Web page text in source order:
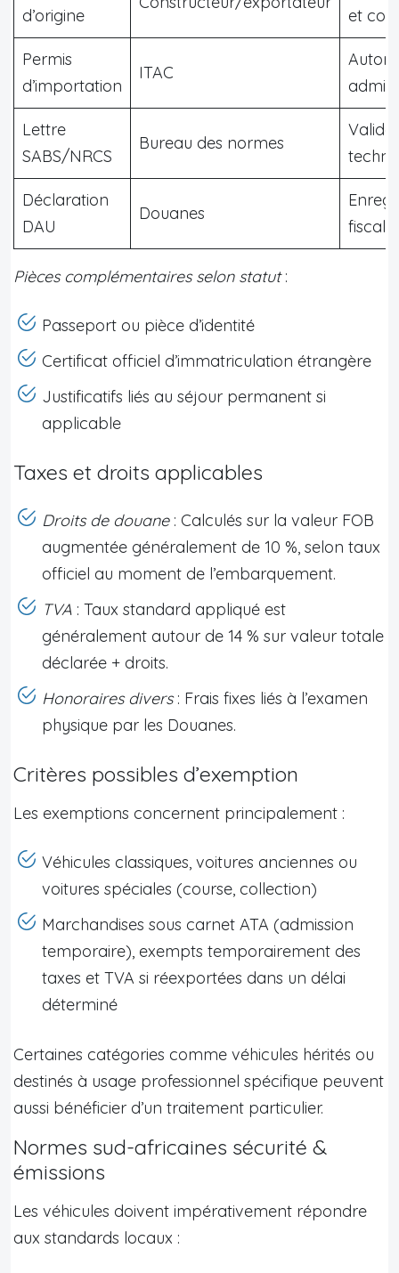
d’origine et
Permis
d’importation
ITAC
Lettre
SABS/NRCS
Bureau des normes
Déclaration
DAU
Douanes
fiscal/
Pièces complémentaires selon statut:
Passeport ou pièce d’identité
Certificat officiel d’immatriculation étrangère
Justificatifs liés au séjour permanent si
applicable
Taxes et droits applicables
Droits de douane: Calculés sur la valeur FOB
augmentée généralement de 10 %, selon taux
officiel au moment de l’embarquement.
TVA : Taux standard appliqué est
généralement autour de 14 % sur valeur totale
déclarée + droits.
Honoraires divers: Frais fixes liés à l’examen
physique par les Douanes.
Critères possibles d’exemption
Les exemptions concernent principalement :
Véhicules classiques, voitures anciennes ou
voitures spéciales (course, collection)
Marchandises sous carnet ATA (admission
temporaire), exempts temporairement des
taxes et TVA si réexportées dans un délai
déterminé
Certaines catégories comme véhicules hérités ou
destinés à usage professionnel spécifique peuvent
aussi bénéficier d’un traitement particulier.
Normes sud-africaines sécurité &
émissions
Les véhicules doivent impérativement répondre
aux standards locaux :